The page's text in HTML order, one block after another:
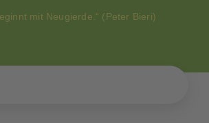
mit Neugierde.“ (Peter Bieri)